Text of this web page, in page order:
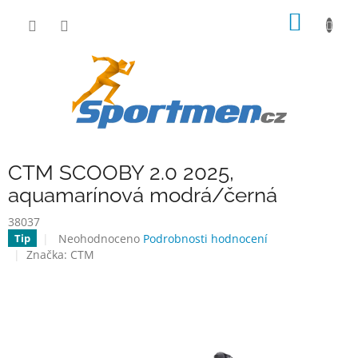
CTM SCOOBY 2.0 2025,
aquamarínová modrá/černá
38037
Tip
Průměrné
hodnocení
Neohodnoceno Podrobnosti hodnocení
Značka: CTM